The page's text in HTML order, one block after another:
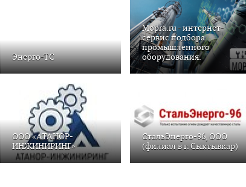
Энерго-ТС
Mopra.ru - интернет-
сервис подбора
промышленного
оборудования.
ООО «АТАНОР-
ИНЖИНИРИНГ»
СтальЭнерго-96, ООО
(филиал в г. Сыктывкар)